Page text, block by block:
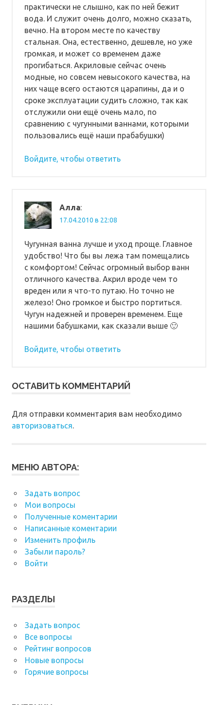
практически не слышно, как по ней бежит
вода. И служит очень долго, можно сказать,
вечно. На втором месте по качеству
стальная. Она, естественно, дешевле, но уже
громкая, и может со временем даже
прогибаться. Акриловые сейчас очень
модные, но совсем невысокого качества, на
них чаще всего остаются царапины, да и о
сроке эксплуатации судить сложно, так как
отслужили они ещё очень мало, по
сравнению с чугунными ваннами, которыми
пользовались ещё наши прабабушки)
Войдите, чтобы ответить
Алла:
17.04.2010 в 22:08
Чугунная ванна лучше и уход проще. Главное
удобство! Что бы вы лежа там помещались
с комфортом! Сейчас огромный выбор ванн
отличного качества. Акрил вроде чем то
вреден или я что-то путаю. Но точно не
железо! Оно громкое и быстро портиться.
Чугун надежней и проверен временем. Еще
нашими бабушками, как сказали выше 🙂
Войдите, чтобы ответить
ОСТАВИТЬ КОММЕНТАРИЙ
Для отправки комментария вам необходимо
авторизоваться.
МЕНЮ АВТОРА:
Задать вопрос
Мои вопросы
Полученные коментарии
Написанные коментарии
Изменить профиль
Забыли пароль?
Войти
РАЗДЕЛЫ
Задать вопрос
Все вопросы
Рейтинг вопросов
Новые вопросы
Горячие вопросы